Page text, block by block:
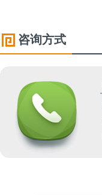
咨询方式